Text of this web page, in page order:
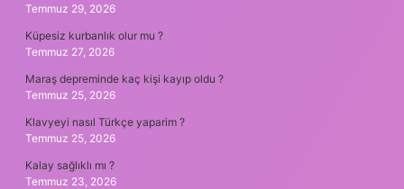
Temmuz 29, 2026
Küpesiz kurbanlık olur mu ?
Temmuz 27, 2026
Maraş depreminde kaç kişi kayıp oldu ?
Temmuz 25, 2026
Klavyeyi nasıl Türkçe yaparim ?
Temmuz 25, 2026
Kalay sağlıklı mı ?
Temmuz 23, 2026